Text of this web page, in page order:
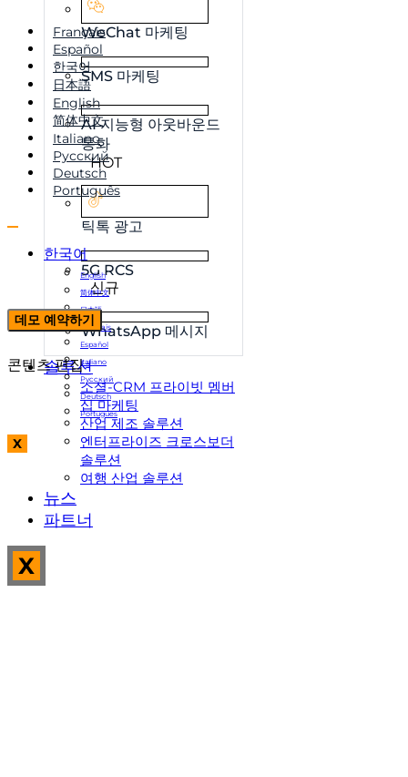
WeChat 마케팅
SMS 마케팅
AI 지능형 아웃바운드
통화
HOT
틱톡 광고
5G RCS
신규
WhatsApp 메시지
솔루션
소셜-CRM 프라이빗 멤버
십 마케팅
산업 제조 솔루션
엔터프라이즈 크로스보더
솔루션
여행 산업 솔루션
뉴스
파트너
X
Français
Español
한국어
日本語
English
简体中文
Italiano
Русский
Deutsch
Português
한국어
English
简体中文
日本語
Français
Español
Italiano
Русский
Deutsch
Português
X
데모 예약하기
콘텐츠 편집